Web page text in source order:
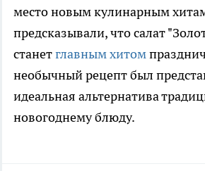
место новым кулинарным
предсказывали, что салат
станетглавным хитом
необычный рецепт был
идеальная альтернатива
новогоднему блюду.